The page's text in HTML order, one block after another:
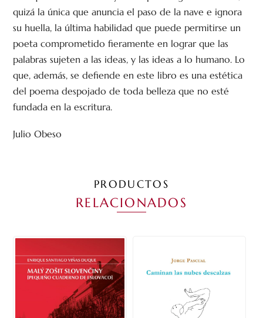
quizá la única que anuncia el paso de la nave e ignora
su huella, la última habilidad que puede permitirse un
poeta comprometido fieramente en lograr que las
palabras sujeten a las ideas, y las ideas a lo humano. Lo
que, además, se defiende en este libro es una estética
del poema despojado de toda belleza que no esté
fundada en la escritura.
Julio Obeso
PRODUCTOS
RELACIONADOS